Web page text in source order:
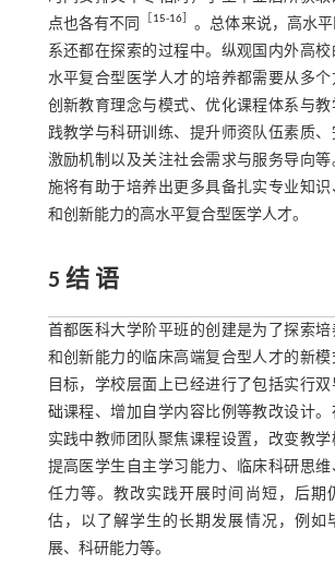
点也各有不同
［15-16］ 。总体来说，高水
系还都在探索的过程中。纵观国内外高
水平复合型医学人才的培养都需要从多
创新教育理念与模式、优化课程体系与教
践教学与科研训练、提升师资队伍素质
激励机制以及关注社会需求与服务导向等
施将有助于培养出更多具备扎实专业知识
和创新能力的高水平复合型医学人才。
5 结 语
首都医科大学阶平班的创建是为了探索
和创新能力的临床高端复合型人才的新
目标，学校层面上已经进行了包括实行
础课程、增加自学内容比例等教改设计
实践中教师团队聚焦课程设置，改变教
提高医学生自主学习能力、临床科研思
任力等。教改实践开展时间尚短，后期
估，以了解学生的长期发展情况，例如
展、科研能力等。